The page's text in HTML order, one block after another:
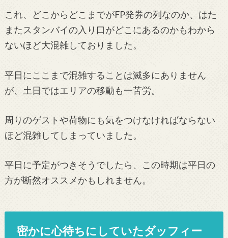
これ、どこからどこまでがFP発券の列なのか、はた
またスタンバイの入り口がどこにあるのかもわから
ないほど大混雑しておりました。
平日にここまで混雑することは滅多にありません
が、土日ではエリアの移動も一苦労。
周りのゲストや荷物にも気をつけなければならない
ほど混雑してしまっていました。
平日に予定がつきそうでしたら、この時期は平日の
方が断然オススメかもしれません。
密かに心待ちにしていたダッフィー